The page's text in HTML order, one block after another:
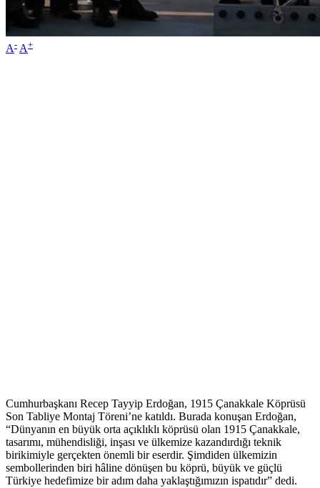
A- A+
Cumhurbaşkanı Recep Tayyip Erdoğan, 1915 Çanakkale Köprüsü
Son Tabliye Montaj Töreni’ne katıldı. Burada konuşan Erdoğan,
“Dünyanın en büyük orta açıklıklı köprüsü olan 1915 Çanakkale,
tasarımı, mühendisliği, inşası ve ülkemize kazandırdığı teknik
birikimiyle gerçekten önemli bir eserdir. Şimdiden ülkemizin
sembollerinden biri hâline dönüşen bu köprü, büyük ve güçlü
Türkiye hedefimize bir adım daha yaklaştığımızın ispatıdır” dedi.